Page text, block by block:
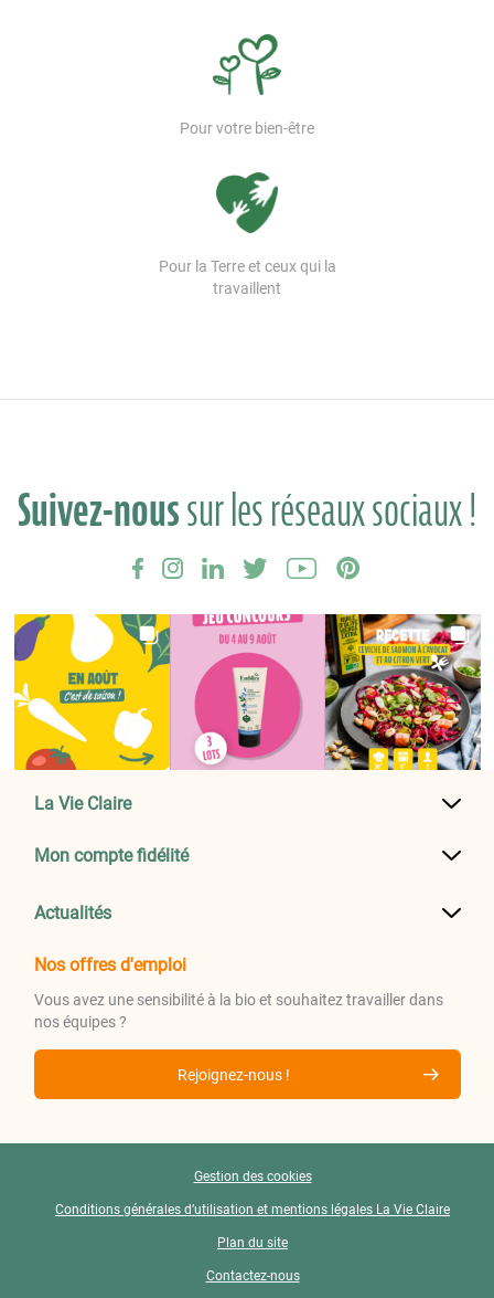
Pour votre bien-être
Pour la Terre et ceux qui la
travaillent
Suivez-noussur les réseaux sociaux !
La Vie Claire
Mon compte fidélité
Actualités
Nos offres d'emploi
Vous avez une sensibilité à la bio et souhaitez travailler dans
nos équipes ?
Rejoignez-nous !
Gestion des cookies
Conditions générales d’utilisation et mentions légales La Vie Claire
Plan du site
Contactez-nous